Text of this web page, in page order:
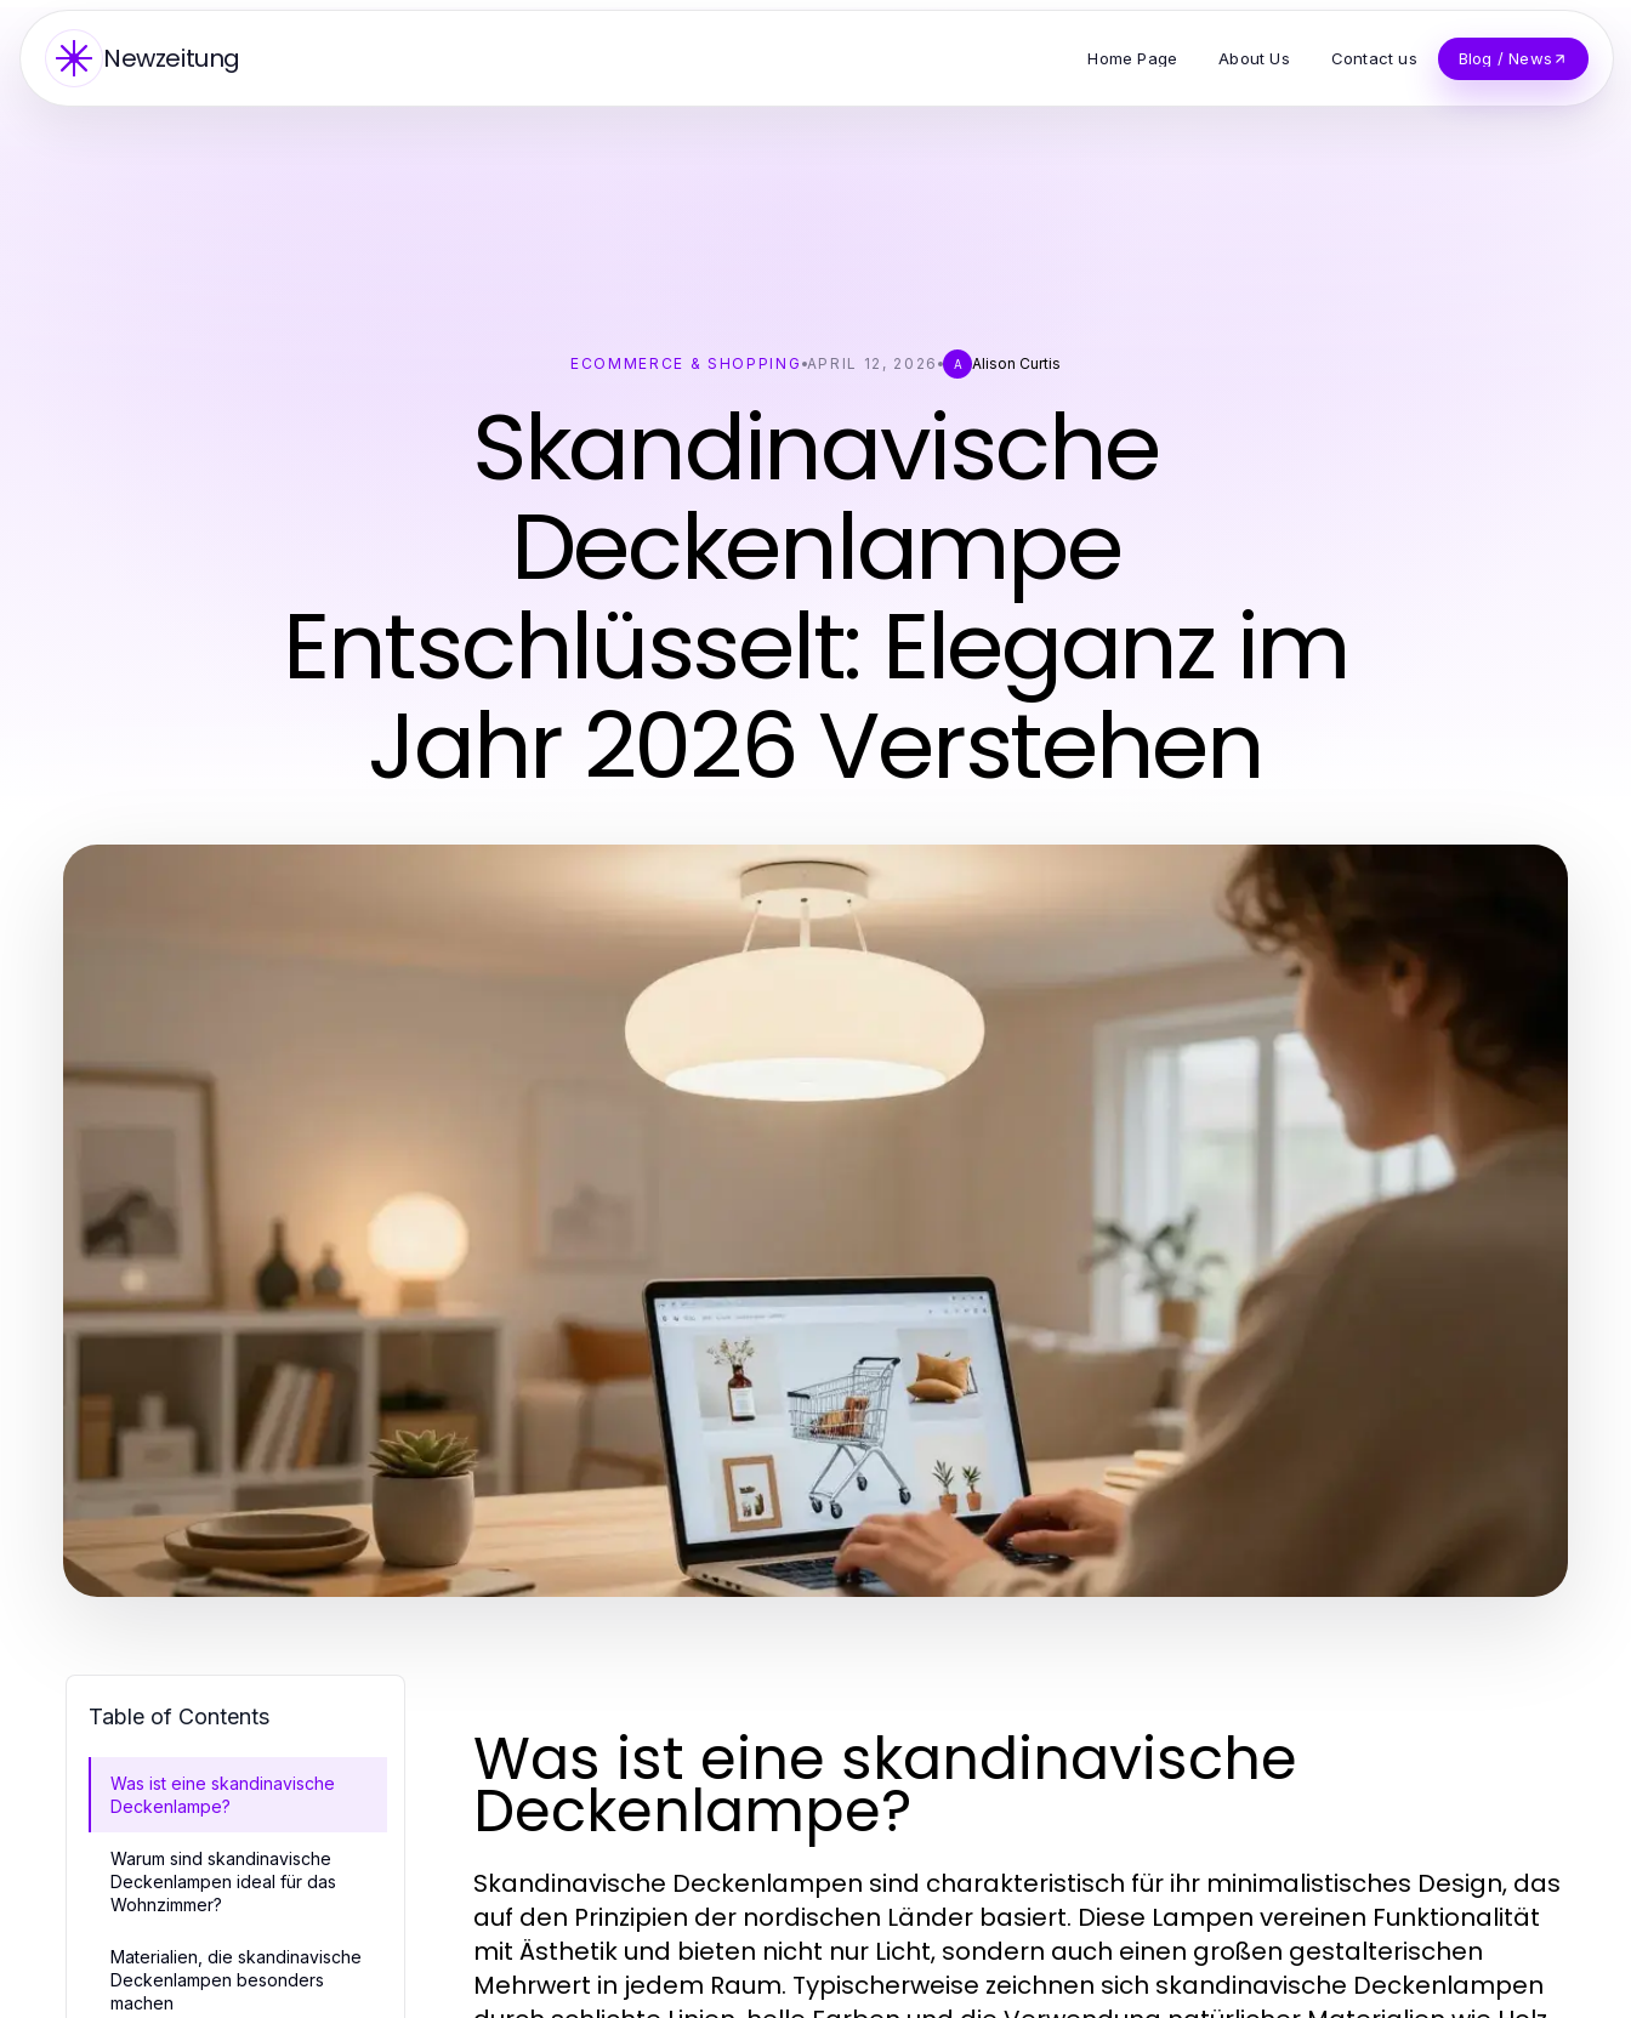
Newzeitung Home Page About Us Contact us Blog / News
ECOMMERCE & SHOPPING APRIL 12, 2026 A Alison Curtis
Skandinavische
Deckenlampe
Entschlüsselt: Eleganz im
Jahr 2026 Verstehen
Table of Contents
Was ist eine skandinavische
Deckenlampe?
Warum sind skandinavische
Deckenlampen ideal für das
Wohnzimmer?
Materialien, die skandinavische
Deckenlampen besonders
machen
Was ist eine skandinavische
Deckenlampe?
Skandinavische Deckenlampen sind charakteristisch für ihr minimalistisches Design, das
auf den Prinzipien der nordischen Länder basiert. Diese Lampen vereinen Funktionalität
mit Ästhetik und bieten nicht nur Licht, sondern auch einen großen gestalterischen
Mehrwert in jedem Raum. Typischerweise zeichnen sich skandinavische Deckenlampen